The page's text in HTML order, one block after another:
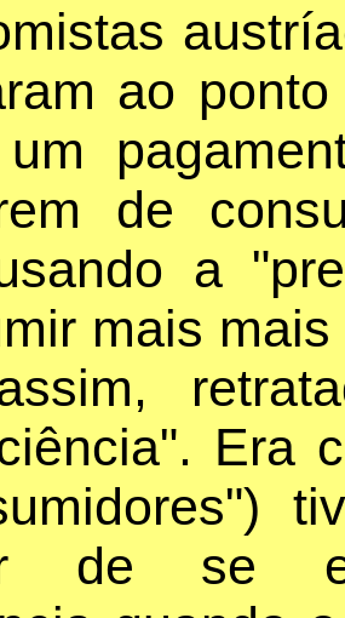
ao
de
a
mais
Era
de se